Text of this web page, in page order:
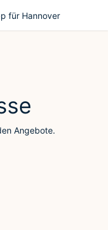
Angebote.